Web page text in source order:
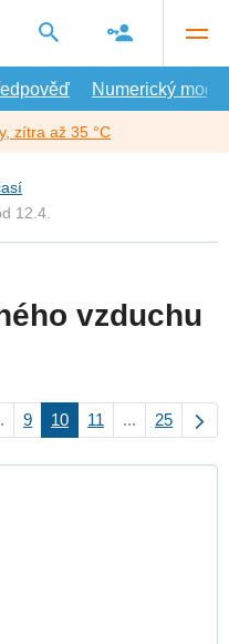
Numerický model
zítra až 35 °C
12.4.
vzduchu
9 10 11 ... 25